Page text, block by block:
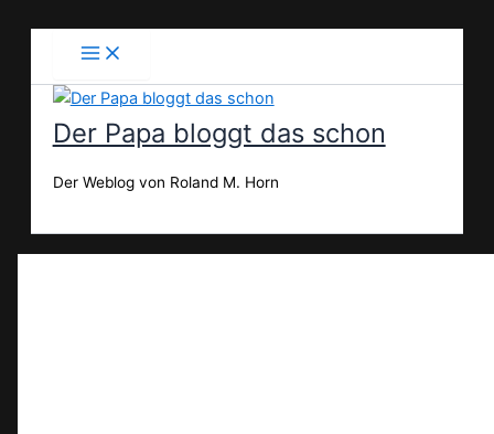
Der Papa bloggt das schon
Der Weblog von Roland M. Horn